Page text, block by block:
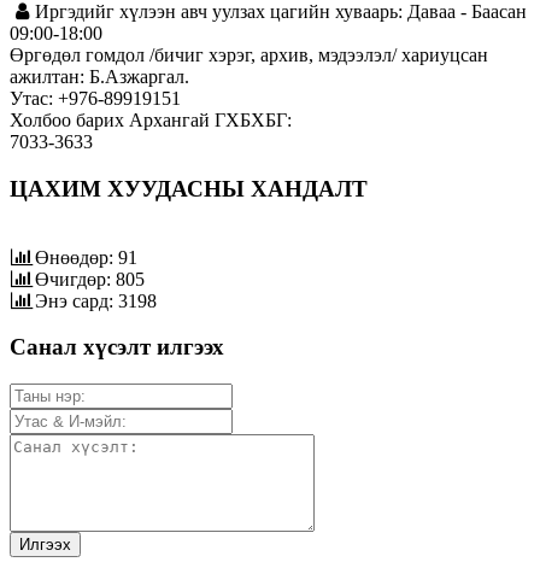
Иргэдийг хүлээн авч уулзах цагийн хуваарь: Даваа - Баасан
09:00-18:00
Өргөдөл гомдол /бичиг хэрэг, архив, мэдээлэл/ хариуцсан
ажилтан: Б.Азжаргал.
Утас: +976-89919151
Холбоо барих Архангай ГХБХБГ:
7033-3633
ЦАХИМ ХУУДАСНЫ ХАНДАЛТ
Өнөөдөр: 91
Өчигдөр: 805
Энэ сард: 3198
Санал хүсэлт илгээх